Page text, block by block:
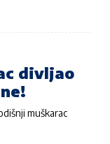
divljao
muškarac